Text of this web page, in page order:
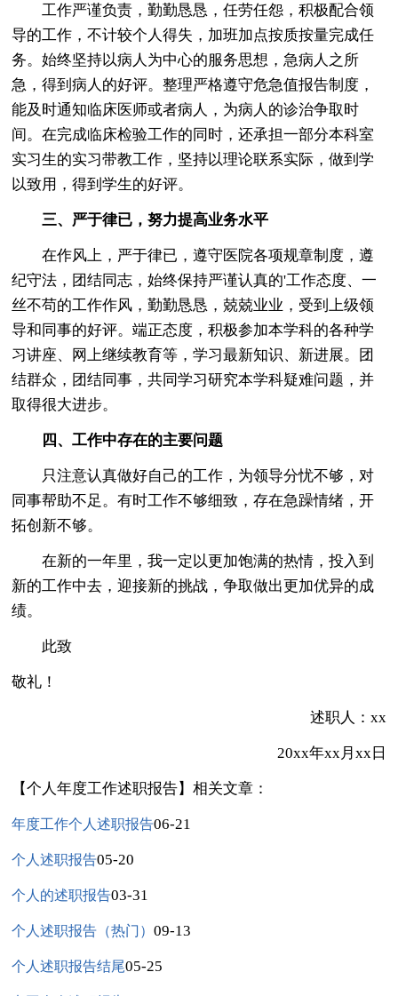
工作严谨负责，勤勤恳恳，任劳任怨，积极配合领
导的工作，不计较个人得失，加班加点按质按量完成任
务。始终坚持以病人为中心的服务思想，急病人之所
急，得到病人的好评。整理严格遵守危急值报告制度，
能及时通知临床医师或者病人，为病人的诊治争取时
间。在完成临床检验工作的同时，还承担一部分本科室
实习生的实习带教工作，坚持以理论联系实际，做到学
以致用，得到学生的好评。
三、严于律已，努力提高业务水平
在作风上，严于律已，遵守医院各项规章制度，遵
纪守法，团结同志，始终保持严谨认真的'工作态度、一
丝不苟的工作作风，勤勤恳恳，兢兢业业，受到上级领
导和同事的好评。端正态度，积极参加本学科的各种学
习讲座、网上继续教育等，学习最新知识、新进展。团
结群众，团结同事，共同学习研究本学科疑难问题，并
取得很大进步。
四、工作中存在的主要问题
只注意认真做好自己的工作，为领导分忧不够，对
同事帮助不足。有时工作不够细致，存在急躁情绪，开
拓创新不够。
在新的一年里，我一定以更加饱满的热情，投入到
新的工作中去，迎接新的挑战，争取做出更加优异的成
绩。
此致
敬礼！
述职人：xx
20xx年xx月xx日
【个人年度工作述职报告】相关文章：
年度工作个人述职报告06-21
个人述职报告05-20
个人的述职报告03-31
个人述职报告（热门）09-13
个人述职报告结尾05-25